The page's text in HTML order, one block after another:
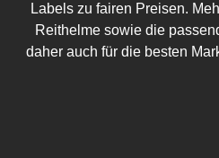
Labels zu fairen Preisen.
Reithelme sowie die
daher auch für die besten